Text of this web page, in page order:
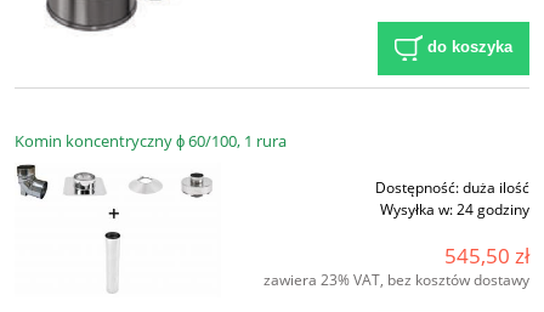
do koszyka
Komin koncentryczny ϕ 60/100, 1 rura
Dostępność:duża ilość
Wysyłka w:24 godziny
545,50 zł
zawiera 23% VAT, bez kosztów dostawy